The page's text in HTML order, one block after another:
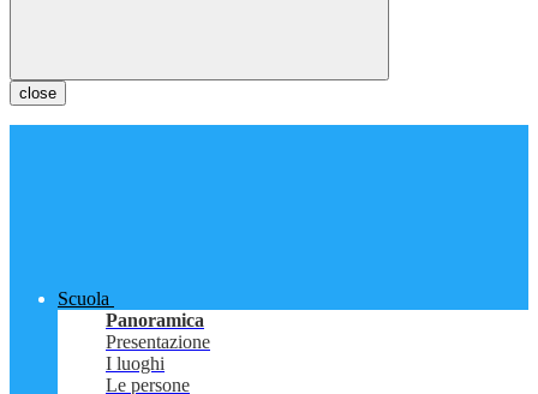
close
Scuola
Panoramica
Presentazione
I luoghi
Le persone